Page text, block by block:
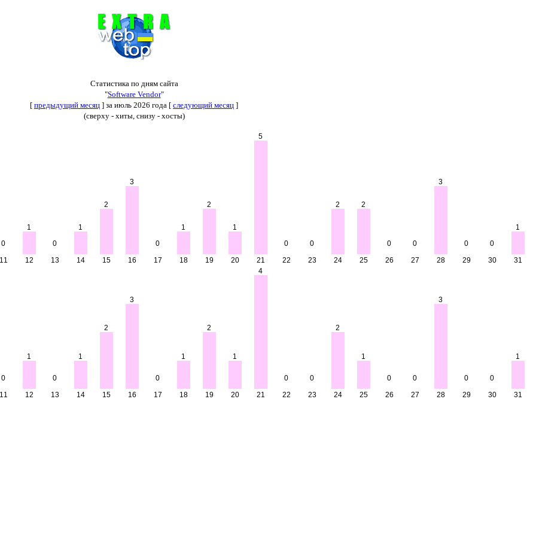
Статистика по дням сайта
"Software Vendor"
[ предыдущий месяц ] за июль 2026 года [ следующий месяц ]
(сверху - хиты, снизу - хосты)
0
11
1
12
0
13
1
14
2
15
3
16
0
17
1
18
2
19
1
20
5
21
0
22
0
23
2
24
2
25
0
26
0
27
3
28
0
29
0
30
1
31
0
11
1
12
0
13
1
14
2
15
3
16
0
17
1
18
2
19
1
20
4
21
0
22
0
23
2
24
1
25
0
26
0
27
3
28
0
29
0
30
1
31